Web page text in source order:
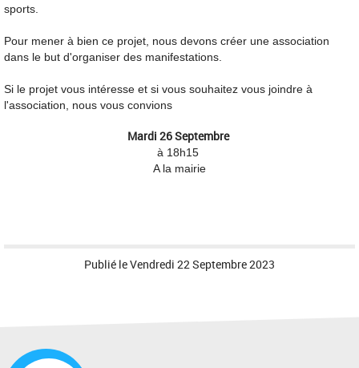
sports.
Pour mener à bien ce projet, nous devons créer une association
dans le but d'organiser des manifestations.
Si le projet vous intéresse et si vous souhaitez vous joindre à
l'association, nous vous convions
Mardi 26 Septembre
à 18h15
A la mairie
Publié leVendredi 22 Septembre 2023